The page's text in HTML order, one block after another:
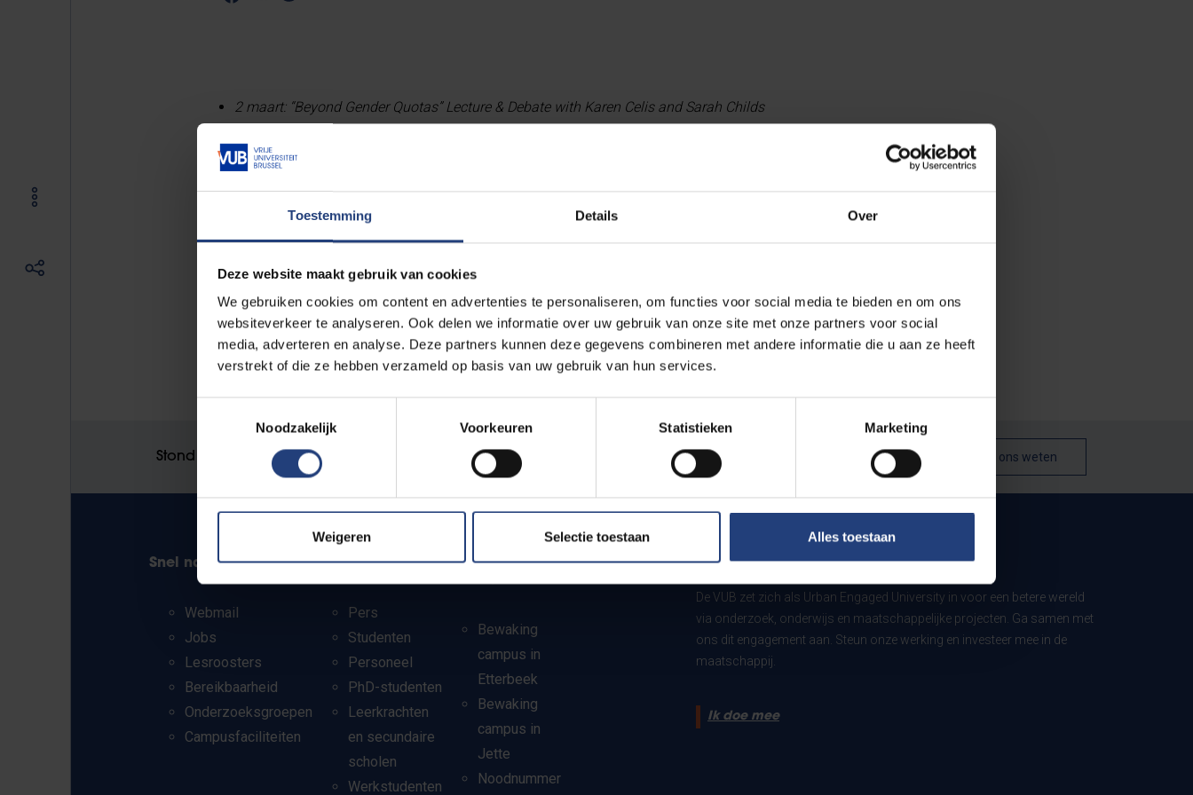
Toestemming Details Over
Deze website maakt gebruik van cookies
We gebruiken cookies om content en advertenties te personaliseren, om functies voor social media te bieden en om ons
websiteverkeer te analyseren. Ook delen we informatie over uw gebruik van onze site met onze partners voor social
media, adverteren en analyse. Deze partners kunnen deze gegevens combineren met andere informatie die u aan ze heeft
verstrekt of die ze hebben verzameld op basis van uw gebruik van hun services.
Noodzakelijk
Voorkeuren Statistieken Marketing
Weigeren Selectie toestaan Alles toestaan
2 maart: “Beyond Gender Quotas” Lecture & Debate with Karen Celis and Sarah Childs
8 maart: “A black feminist interpretation” Lecture by Minna Salami
10 maart: “Women in Research Speak Up”
12 maart: Student Training : Act against sexual harassment: bystander intervention training
13 maart: Food for Thought “The equality action plan”
13 maart: Dementiezorg in diversiteit met Anne Claeys
Stond er een fout op deze pagina? Laat het ons weten
Snel naar
Webmail
Jobs
Lesroosters
Bereikbaarheid
Onderzoeksgroepen
Campusfaciliteiten
Info voor
Pers
Studenten
Personeel
PhD-studenten
Leerkrachten
en secundaire
scholen
Werkstudenten
Bewaking en
noodnummers
Bewaking
campus in
Etterbeek
Bewaking
campus in
Jette
Noodnummer
Steun VUB
De VUB zet zich als Urban Engaged University in voor een betere wereld
via onderzoek, onderwijs en maatschappelijke projecten. Ga samen met
ons dit engagement aan. Steun onze werking en investeer mee in de
maatschappij.
Ik doe mee